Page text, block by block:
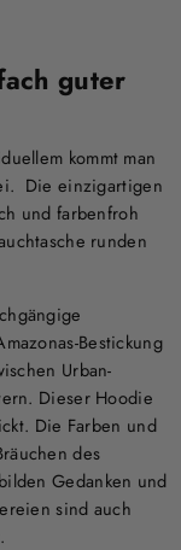
guter
kommt man
Die einzigartigen
und farbenfroh
runden
Bestickung
Urban-
Dieser Hoodie
Die Farben und
des
Gedanken und
sind auch